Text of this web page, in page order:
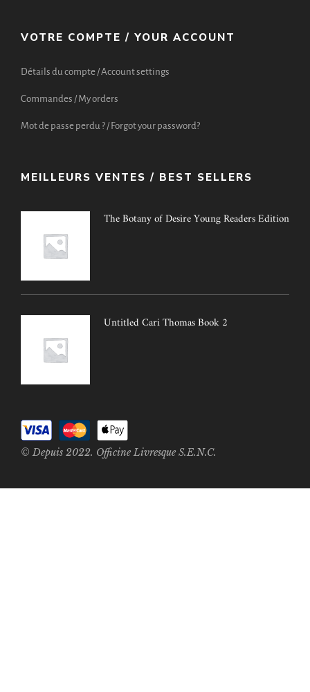
VOTRE COMPTE / YOUR ACCOUNT
Détails du compte / Account settings
Commandes / My orders
Mot de passe perdu ? / Forgot your password?
MEILLEURS VENTES / BEST SELLERS
The Botany of Desire Young Readers Edition
Untitled Cari Thomas Book 2
© Depuis 2022. Officine Livresque S.E.N.C.